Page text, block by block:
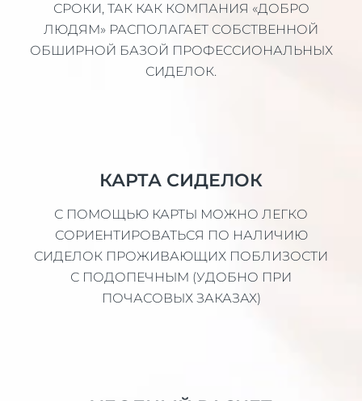
СРОКИ, ТАК КАК КОМПАНИЯ «ДОБРО
ЛЮДЯМ» РАСПОЛАГАЕТ СОБСТВЕННОЙ
ОБШИРНОЙ БАЗОЙ ПРОФЕССИОНАЛЬНЫХ
СИДЕЛОК.
КАРТА СИДЕЛОК
С ПОМОЩЬЮ КАРТЫ МОЖНО ЛЕГКО
СОРИЕНТИРОВАТЬСЯ ПО НАЛИЧИЮ
СИДЕЛОК ПРОЖИВАЮЩИХ ПОБЛИЗОСТИ
С ПОДОПЕЧНЫМ (УДОБНО ПРИ
ПОЧАСОВЫХ ЗАКАЗАХ)